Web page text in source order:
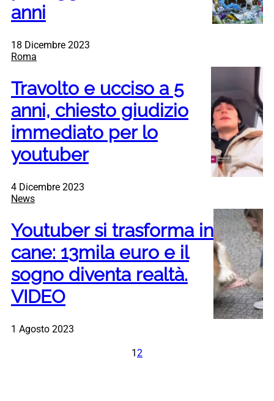
anni
18 Dicembre 2023
Roma
Travolto e ucciso a 5
anni, chiesto giudizio
immediato per lo
youtuber
4 Dicembre 2023
News
Youtuber si trasforma in
cane: 13mila euro e il
sogno diventa realtà.
VIDEO
1 Agosto 2023
12